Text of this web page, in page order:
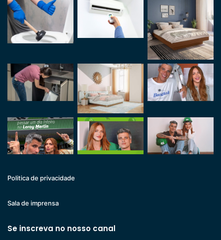
Politica de privacidade
Sala de imprensa
Se inscreva no nosso canal